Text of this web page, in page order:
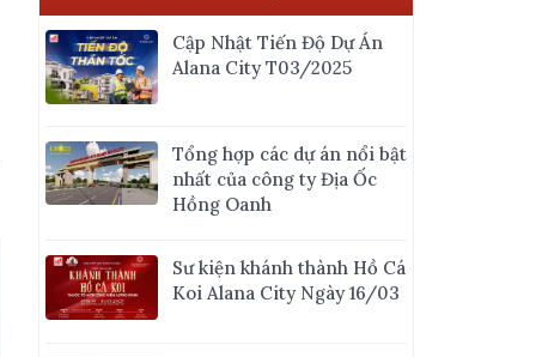
Cập Nhật Tiến Độ Dự Án
Alana City T03/2025
Tổng hợp các dự án nổi bật
nhất của công ty Địa Ốc
Hồng Oanh
Sư kiện khánh thành Hồ Cá
Koi Alana City Ngày 16/03